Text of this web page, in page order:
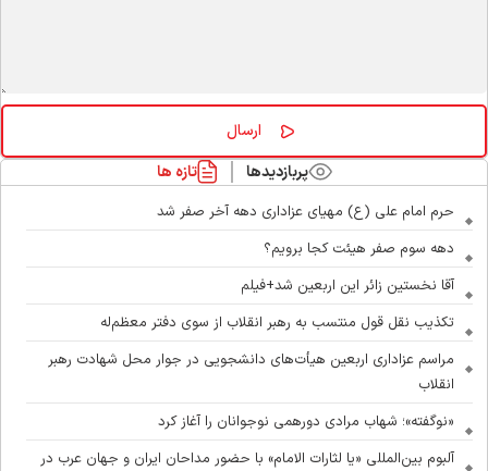
پربازدیدها تازه ها
حرم امام علی (ع) مهیای عزاداری دهه آخر صفر شد
دهه سوم صفر هیئت کجا برویم؟
آقا نخستین زائر این اربعین شد+فیلم
تکذیب نقل قول منتسب به رهبر انقلاب از سوی دفتر معظم‌له
مراسم عزاداری اربعین هیأت‌های دانشجویی در جوار محل شهادت رهبر
انقلاب
«نوگفته»؛ شهاب مرادی دورهمی نوجوانان را آغاز کرد
آلبوم بین‌المللی «یا لثارات الامام» با حضور مداحان ایران و جهان عرب در